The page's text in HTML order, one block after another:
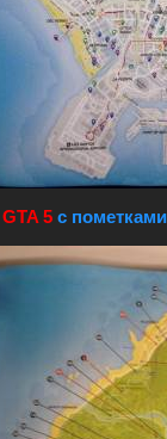
GTA 5 c